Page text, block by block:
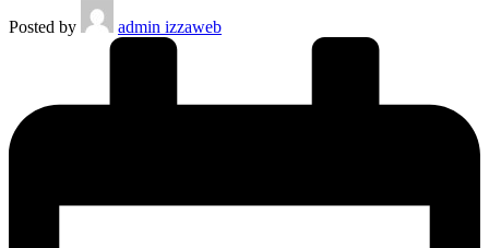
Posted by
admin izzaweb